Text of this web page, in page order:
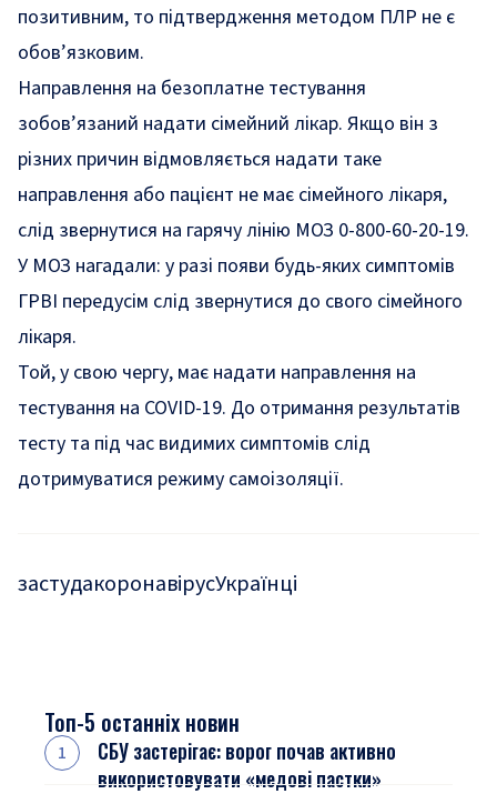
позитивним, то підтвердження методом ПЛР не є
обов’язковим.
Направлення на безоплатне тестування
зобов’язаний надати сімейний лікар. Якщо він з
різних причин відмовляється надати таке
направлення або пацієнт не має сімейного лікаря,
слід звернутися на гарячу лінію МОЗ 0-800-60-20-19.
У МОЗ нагадали: у разі появи будь-яких симптомів
ГРВІ передусім слід звернутися до свого сімейного
лікаря.
Той, у свою чергу, має надати направлення на
тестування на COVID-19. До отримання результатів
тесту та під час видимих симптомів слід
дотримуватися режиму самоізоляції.
застудакоронавірусУкраїнці
Топ-5 останніх новин
СБУ застерігає: ворог почав активно
використовувати «медові пастки»